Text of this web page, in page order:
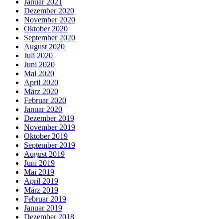
Januar 2021
Dezember 2020
November 2020
Oktober 2020
September 2020
August 2020
Juli 2020
Juni 2020
Mai 2020
April 2020
März 2020
Februar 2020
Januar 2020
Dezember 2019
November 2019
Oktober 2019
September 2019
August 2019
Juni 2019
Mai 2019
April 2019
März 2019
Februar 2019
Januar 2019
Dezember 2018